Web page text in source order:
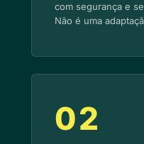
com segurança e
Não é uma
02